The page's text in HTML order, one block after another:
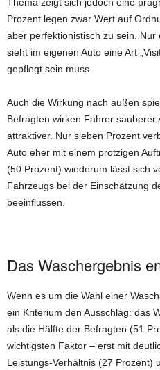
Thema zeigt sich jedoch eine
Prozent legen zwar Wert auf
aber perfektionistisch zu sein.
sieht im eigenen Auto eine Art
gepflegt sein muss.
Auch die Wirkung nach außen
Befragten wirken Fahrer
attraktiver. Nur sieben Prozent
Auto eher mit einem protzigen
(50 Prozent) wiederum lässt sich
Fahrzeugs bei der Einschätzung
beeinflussen.
Das Waschergebnis
Wenn es um die Wahl einer
ein Kriterium den Ausschlag: das
als die Hälfte der Befragten (51
wichtigsten Faktor – erst mit
Leistungs-Verhältnis (27 Prozent)